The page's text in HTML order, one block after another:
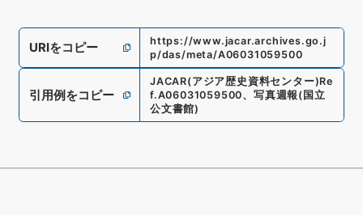
URIをコピー
https://www.jacar.archives.go.j
p/das/meta/A06031059500
引用例をコピー
JACAR(アジア歴史資料センター)Re
f.A06031059500、 写真週報 ( 国立
公文書館)